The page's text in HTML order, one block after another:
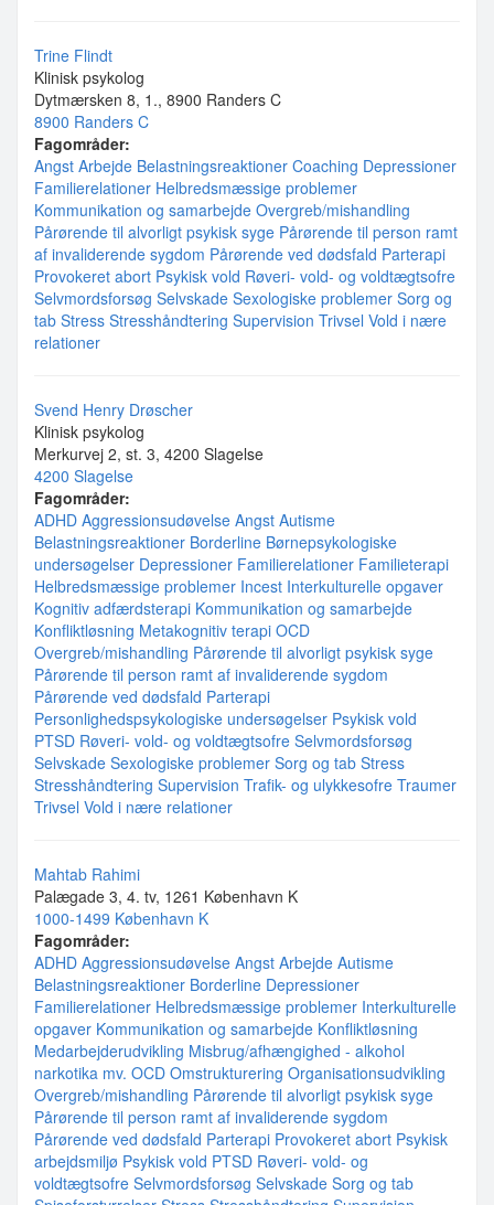
Trine Flindt
Klinisk psykolog
Dytmærsken 8, 1., 8900 Randers C
8900 Randers C
Fagområder:
Angst Arbejde Belastningsreaktioner Coaching Depressioner
Familierelationer Helbredsmæssige problemer
Kommunikation og samarbejde Overgreb/mishandling
Pårørende til alvorligt psykisk syge Pårørende til person ramt
af invaliderende sygdom Pårørende ved dødsfald Parterapi
Provokeret abort Psykisk vold Røveri- vold- og voldtægtsofre
Selvmordsforsøg Selvskade Sexologiske problemer Sorg og
tab Stress Stresshåndtering Supervision Trivsel Vold i nære
relationer
Svend Henry Drøscher
Klinisk psykolog
Merkurvej 2, st. 3, 4200 Slagelse
4200 Slagelse
Fagområder:
ADHD Aggressionsudøvelse Angst Autisme
Belastningsreaktioner Borderline Børnepsykologiske
undersøgelser Depressioner Familierelationer Familieterapi
Helbredsmæssige problemer Incest Interkulturelle opgaver
Kognitiv adfærdsterapi Kommunikation og samarbejde
Konfliktløsning Metakognitiv terapi OCD
Overgreb/mishandling Pårørende til alvorligt psykisk syge
Pårørende til person ramt af invaliderende sygdom
Pårørende ved dødsfald Parterapi
Personlighedspsykologiske undersøgelser Psykisk vold
PTSD Røveri- vold- og voldtægtsofre Selvmordsforsøg
Selvskade Sexologiske problemer Sorg og tab Stress
Stresshåndtering Supervision Trafik- og ulykkesofre Traumer
Trivsel Vold i nære relationer
Mahtab Rahimi
Palægade 3, 4. tv, 1261 København K
1000-1499 København K
Fagområder:
ADHD Aggressionsudøvelse Angst Arbejde Autisme
Belastningsreaktioner Borderline Depressioner
Familierelationer Helbredsmæssige problemer Interkulturelle
opgaver Kommunikation og samarbejde Konfliktløsning
Medarbejderudvikling Misbrug/afhængighed - alkohol
narkotika mv. OCD Omstrukturering Organisationsudvikling
Overgreb/mishandling Pårørende til alvorligt psykisk syge
Pårørende til person ramt af invaliderende sygdom
Pårørende ved dødsfald Parterapi Provokeret abort Psykisk
arbejdsmiljø Psykisk vold PTSD Røveri- vold- og
voldtægtsofre Selvmordsforsøg Selvskade Sorg og tab